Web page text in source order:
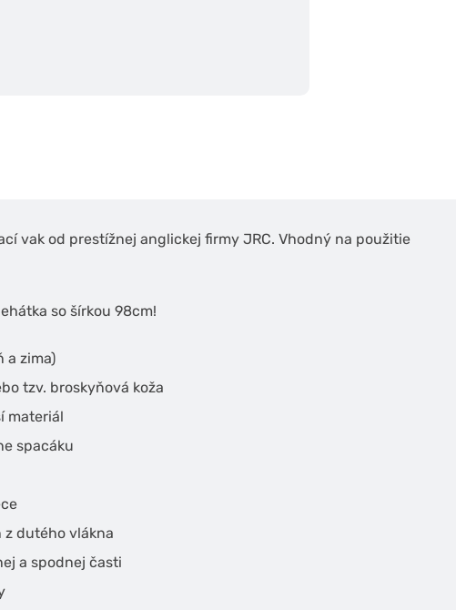
vak od prestížnej anglickej firmy JRC. Vhodný na použitie
so šírkou 98cm!
a zima)
tzv. broskyňová koža
materiál
spacáku
dutého vlákna
a spodnej časti